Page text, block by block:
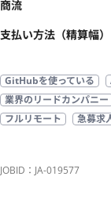
商流
支払い方法（精算幅）
GitHubを使っている
業界のリードカンパニー
フルリモート
急募求
JOBID：JA-019577